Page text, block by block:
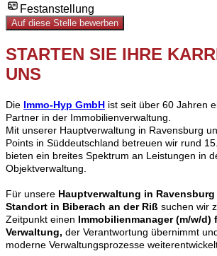
Festanstellung
Auf diese Stelle bewerben
STARTEN SIE IHRE
UNS
Die Immo-Hyp GmbH ist seit über 60 Jahren
Partner in der Immobilienverwaltung.
Mit unserer Hauptverwaltung in Ravensburg
Points in Süddeutschland betreuen wir rund
bieten ein breites Spektrum an Leistungen in
Objektverwaltung.
Für unsere Hauptverwaltung in Ravensburg
Standort in Biberach an der Riß suchen wir
Zeitpunkt einen Immobilienmanager (m/w/d)
Verwaltung, der Verantwortung übernimmt
moderne Verwaltungsprozesse